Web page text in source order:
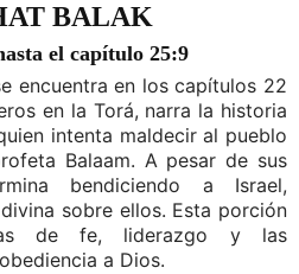
BALAK
el capítulo 25:9
encuentra en los capítulos 22
en la Torá, narra la historia
intenta maldecir al pueblo
Balaam. A pesar de sus
bendiciendo a Israel,
sobre ellos. Esta porción
de fe, liderazgo y las
a Dios.